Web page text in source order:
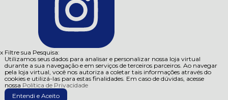
x Filtre sua Pesquisa:
Utilizamos seus dados para analisar e personalizar nossa loja virtual
durante a sua navegação e em serviços de terceiros parceiros. Ao navegar
pela loja virtual, você nos autoriza a coletar tais informações através do
cookies e utilizá-las para estas finalidades. Em caso de dúvidas, acesse
nossa Política de Privacidade
Entendi e Aceito